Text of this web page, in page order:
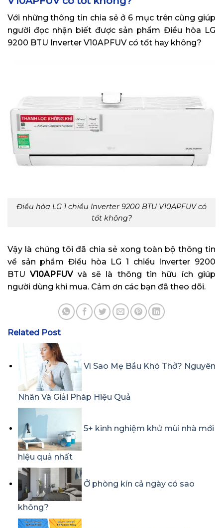
Với những thông tin chia sẻ ở 6 mục trên cũng giúp
người đọc nhận biết được sản phẩm Điều hòa LG
9200 BTU Inverter V10APFUV có tốt hay không?
Điều hòa LG 1 chiều Inverter 9200 BTU V10APFUV có
tốt không?
Vậy là chúng tôi đã chia sẻ xong toàn bộ thông tin
về sản phẩm Điều hòa LG 1 chiều Inverter 9200
BTUV10APFUVvà sẽ là thông tin hữu ích giúp
người dùng khi mua. Cảm ơn các bạn đã theo dõi.
Related Post
Vì Sao Mẹ Bầu Khó Thở? Nguyên
Nhân Và Giải Pháp Hiệu Quả
5+ kinh nghiệm khử mùi nhà mới
hiệu quả nhất
Ở phòng kín cả ngày có sao
không?